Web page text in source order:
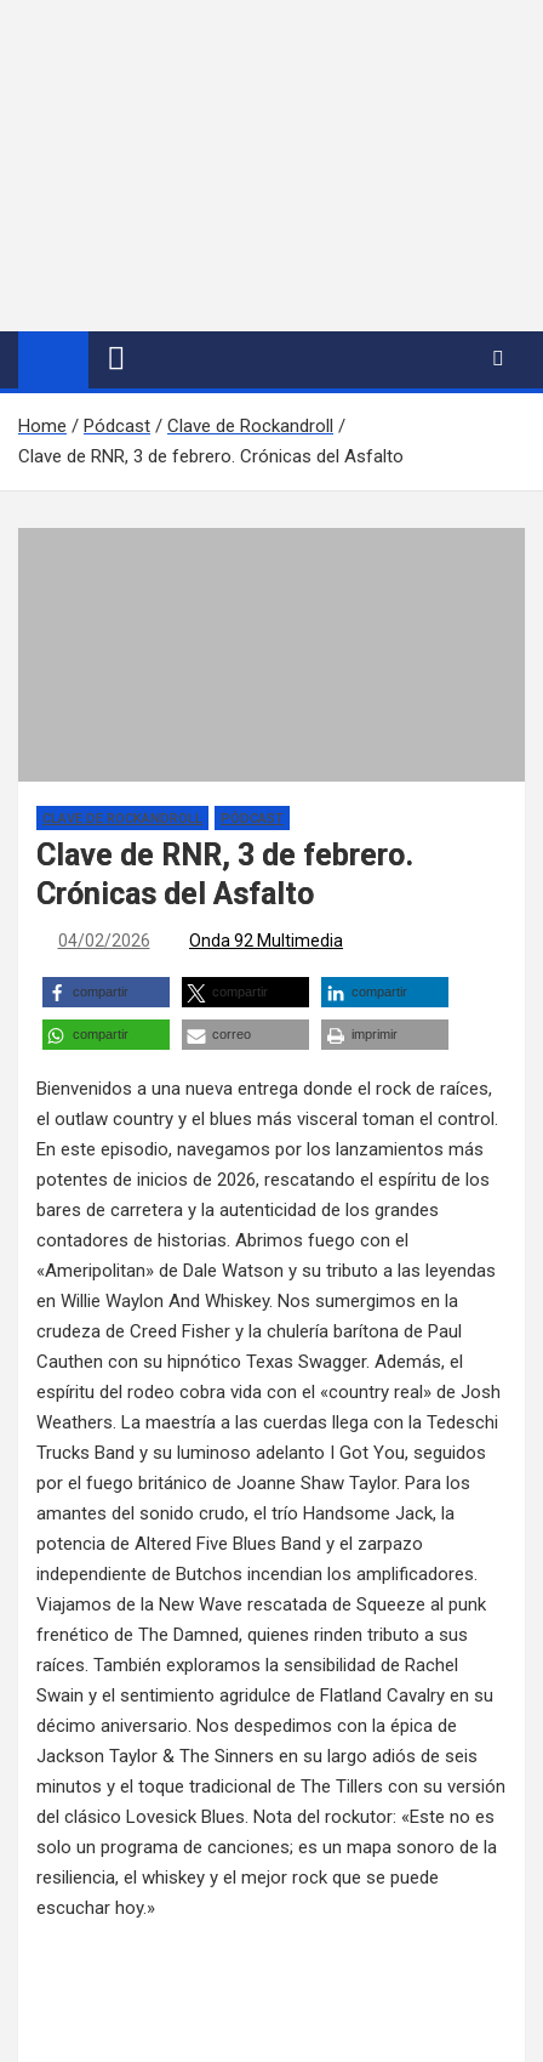
Home Pódcast
Clave de Rockandroll
Clave de RNR, 3 de febrero. Crónicas del Asfalto
CLAVE DE ROCKANDROLL PÓDCAST
Clave de RNR, 3 de febrero.
Crónicas del Asfalto
04/02/2026 Onda 92 Multimedia
compartir compartir compartir
compartir correo imprimir
Bienvenidos a una nueva entrega donde el rock de raíces,
el outlaw country y el blues más visceral toman el control.
En este episodio, navegamos por los lanzamientos más
potentes de inicios de 2026, rescatando el espíritu de los
bares de carretera y la autenticidad de los grandes
contadores de historias. Abrimos fuego con el
«Ameripolitan» de Dale Watson y su tributo a las leyendas
en Willie Waylon And Whiskey. Nos sumergimos en la
crudeza de Creed Fisher y la chulería barítona de Paul
Cauthen con su hipnótico Texas Swagger. Además, el
espíritu del rodeo cobra vida con el «country real» de Josh
Weathers. La maestría a las cuerdas llega con la Tedeschi
Trucks Band y su luminoso adelanto I Got You, seguidos
por el fuego británico de Joanne Shaw Taylor. Para los
amantes del sonido crudo, el trío Handsome Jack, la
potencia de Altered Five Blues Band y el zarpazo
independiente de Butchos incendian los amplificadores.
Viajamos de la New Wave rescatada de Squeeze al punk
frenético de The Damned, quienes rinden tributo a sus
raíces. También exploramos la sensibilidad de Rachel
Swain y el sentimiento agridulce de Flatland Cavalry en su
décimo aniversario. Nos despedimos con la épica de
Jackson Taylor & The Sinners en su largo adiós de seis
minutos y el toque tradicional de The Tillers con su versión
del clásico Lovesick Blues. Nota del rockutor: «Este no es
solo un programa de canciones; es un mapa sonoro de la
resiliencia, el whiskey y el mejor rock que se puede
escuchar hoy.»